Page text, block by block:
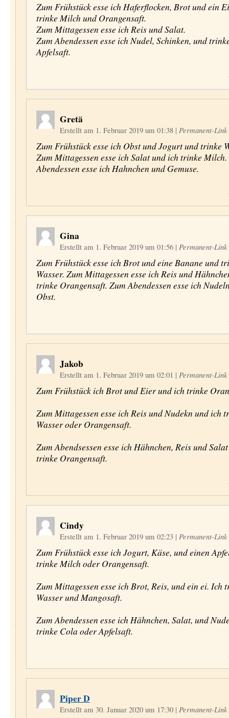
Zum Frühstück esse ich Haferflocken, Brot und ein
trinke Milch und Orangensaft.
Zum Mittagessen esse ich Reis und Salat.
Zum Abendessen esse ich Nudel, Schinken, und
Apfelsaft.
Gretä
Erstellt am 1. Februar 2019 um 01:38 | Permanent-Link
Zum Frühstück esse ich Obst und Jogurt und trinke
Zum Mittagessen esse ich Salat und ich trinke
Abendessen esse ich Hahnchen und Gemuse.
Gina
Erstellt am 1. Februar 2019 um 01:56 | Permanent-Link
Zum Frühstück esse ich Brot und eine Banane und
Wasser. Zum Mittagessen esse ich Reis und
trinke Orangensaft. Zum Abendessen esse ich
Obst.
Jakob
Erstellt am 1. Februar 2019 um 02:01 | Permanent-Link
Zum Frühstück ich Brot und Eier und ich trinke
Zum Mittagessen esse ich Reis und Nudekn und ich
Wasser oder Orangensaft.
Zum Abendsessen esse ich Hähnchen, Reis und
trinke Orangensaft.
Cindy
Erstellt am 1. Februar 2019 um 02:23 | Permanent-Link
Zum Frühstück esse ich Jogurt, Käse, und einen
trinke Milch oder Orangensaft.
Zum Mittagessen esse ich Brot, Reis, und ein ei. Ich
Wasser und Mangosaft.
Zum Abendessen esse ich Hähnchen, Salat, und
trinke Cola oder Apfelsaft.
Piper D
Erstellt am 30. Januar 2020 um 17:30 | Permanent-Link